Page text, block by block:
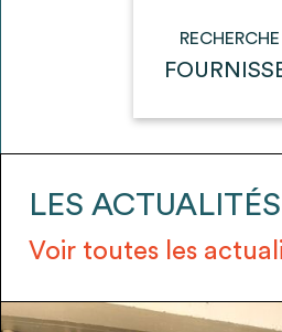
LES ACTUALITÉS
Voir toutes les